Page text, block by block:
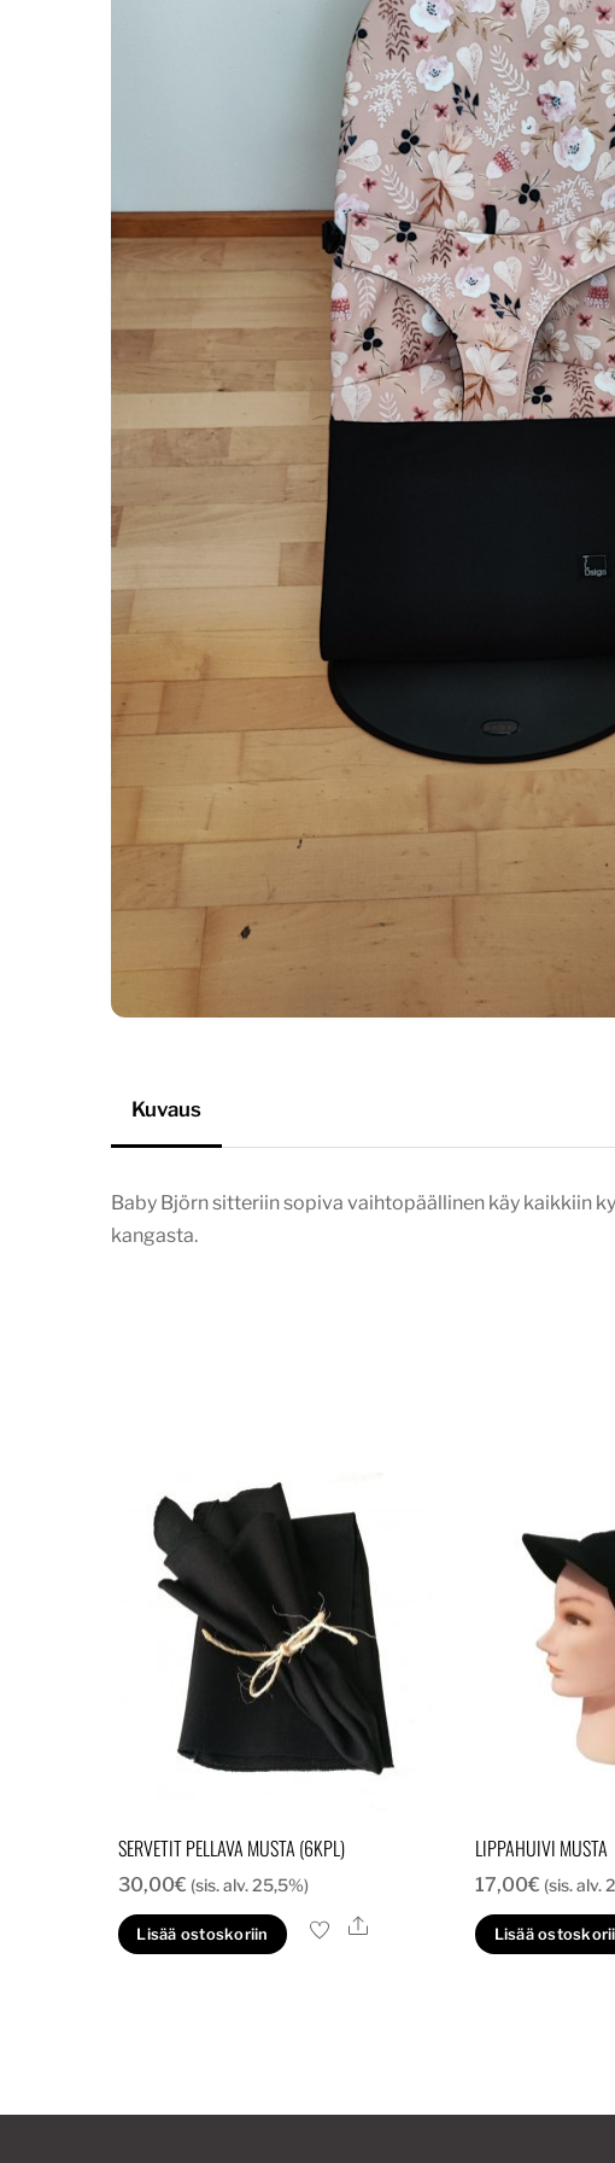
Kuvaus
Baby Björn sitteriin sopiva vaihtopäällinen käy kaikkiin
kangasta.
SERVETIT PELLAVA MUSTA (6KPL)
30,00€ (sis. alv. 25,5%)
Lisää ostoskoriin Ale
LIPPAHUIVI MUSTA
17,00€ (sis. alv.
Lisää